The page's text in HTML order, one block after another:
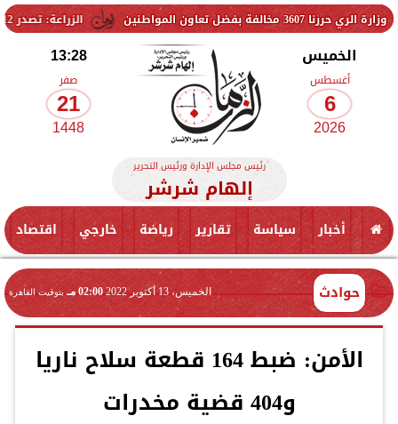
الزراعة: تصدر 712 ترخيص تشغيل جديد لمشروعات الثروة الحيوانية والداجنة.. وتسجيل 832 مخلوط أعلاف
الخميس
أغسطس
6
2026
13:28
صفر
21
1448
رئيس مجلس الإدارة ورئيس التحرير
إلهام شرشر
أخبار سياسة تقارير رياضة خارجي اقتصاد
حوادث الخميس، 13 أكتوبر 2022 02:00 مـ بتوقيت القاهرة
الأمن: ضبط 164 قطعة سلاح ناريا
و404 قضية مخدرات